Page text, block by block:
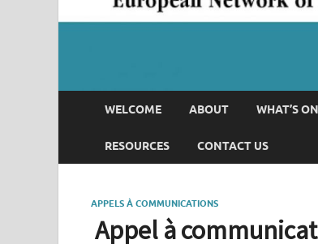
WELCOME ABOUT WHAT’S ON
RESOURCES CONTACT US
APPELS À COMMUNICATIONS
Appel à